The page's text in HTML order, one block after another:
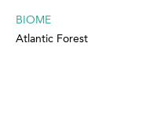
BIOME
Atlantic Forest